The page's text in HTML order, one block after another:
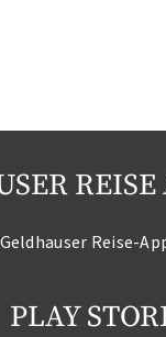
REISE
Reise-
PLAY